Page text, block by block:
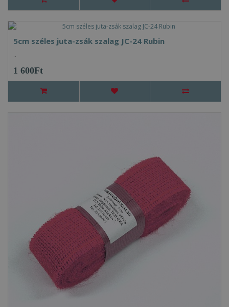
5cm széles juta-zsák szalag JC-24 Rubin
..
1 600Ft